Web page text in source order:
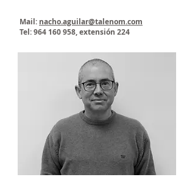
Mail: nacho.aguilar@talenom.com
Tel:964 160 958, extensión 224